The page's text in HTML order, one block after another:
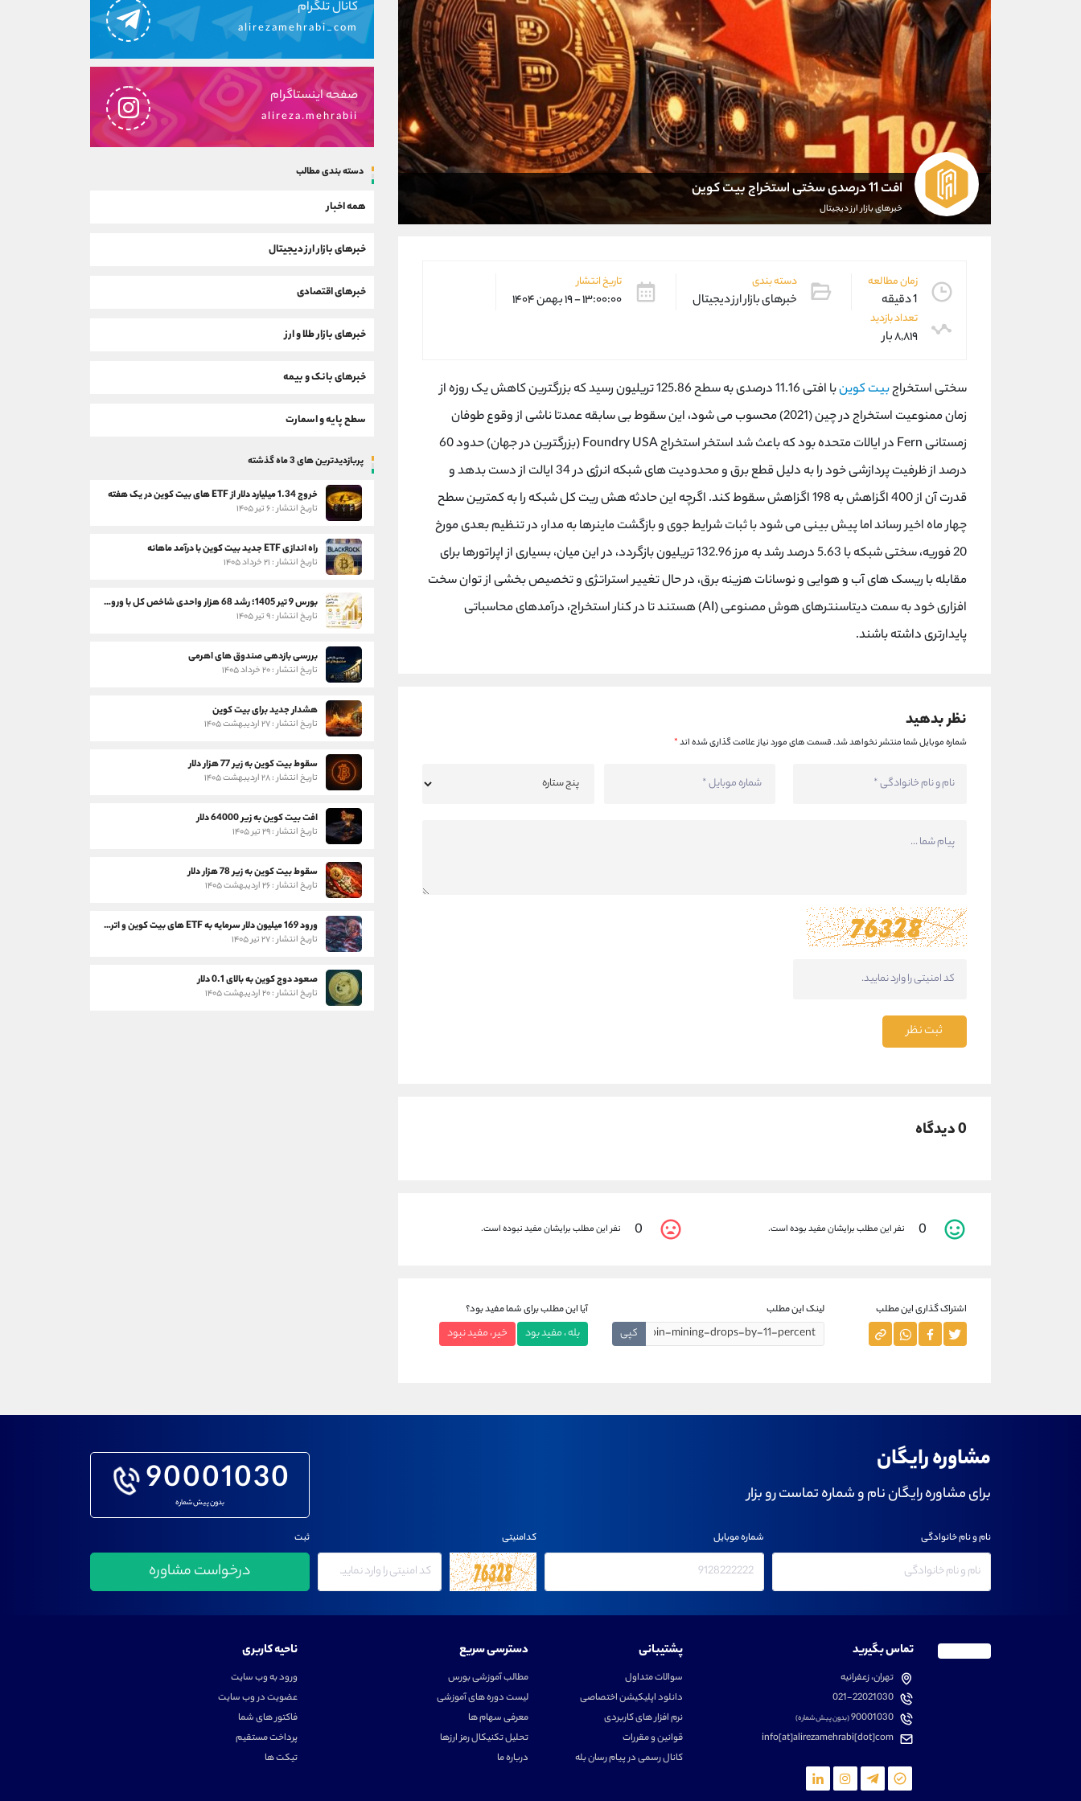
افت 11 درصدی سختی استخراج بیت کوین
خبرهای بازار ارز دیجیتال
زمان مطالعه
1 دقیقه
دسته بندی
خبرهای بازار ارز دیجیتال
تاریخ انتشار
۱۳:۰۰:۰۰ - ۱۹ بهمن ۱۴۰۴
تعداد بازدید
۸,۸۱۹ بار
سختی استخراجبیت کوین
با افتی 11.16 درصدی به سطح 125.86 تریلیون رسید که بزرگترین کاهش یک روزه از
زمان ممنوعیت استخراج در چین (2021) محسوب می شود، این سقوط بی سابقه عمدتا ناشی از وقوع طوفان
زمستانی Fern در ایالات متحده بود که باعث شد استخر استخراج Foundry USA (بزرگترین در جهان) حدود 60
درصد از ظرفیت پردازشی خود را به دلیل قطع برق و محدودیت های شبکه انرژی در 34 ایالت از دست بدهد و
قدرت آن از 400 اگزاهش به 198 اگزاهش سقوط کند. اگرچه این حادثه هش ریت کل شبکه را به کمترین سطح
چهار ماه اخیر رساند اما پیش بینی می شود با ثبات شرایط جوی و بازگشت ماینرها به مدار، در تنظیم بعدی مورخ
20 فوریه، سختی شبکه با 5.63 درصد رشد به مرز 132.96 تریلیون بازگردد، در این میان، بسیاری از اپراتورها برای
مقابله با ریسک های آب و هوایی و نوسانات هزینه برق، در حال تغییر استراتژی و تخصیص بخشی از توان سخت
افزاری خود به سمت دیتاسنترهای هوش مصنوعی (AI) هستند تا در کنار استخراج، درآمدهای محاسباتی
پایدارتری داشته باشند.
نظر بدهید
شماره موبایل شما منتشر نخواهد شد.قسمت های مورد نیاز علامت گذاری شده اند*
ثبت نظر
0 دیدگاه
0 نفر این مطلب برایشان مفید بوده است. 0 نفر این مطلب برایشان مفید نبوده است.
اشتراک گذاری این مطلب لینک این مطلب
کپی
آیا این مطلب برای شما مفید بود؟
بله ، مفید بود خیر ، مفید نبود
کانال تلگرام
alirezamehrabi_com
صفحه اینستاگرام
alireza.mehrabii
دسته بندی مطالب
همه اخبار
خبرهای بازار ارز دیجیتال
خبرهای اقتصادی
خبرهای بازار طلا و ارز
خبرهای بانک و بیمه
سطح پایه و اسمارت
پربازدیدترین های 3 ماه گذشته
خروج 1.34 میلیارد دلار از ETF های بیت کوین در یک هفته
تاریخ انتشار : ۶ تیر ۱۴۰۵
راه اندازی ETF جدید بیت کوین با درآمد ماهانه
تاریخ انتشار : ۲۱ خرداد ۱۴۰۵
بورس 9 تیر 1405؛ رشد 68 هزار واحدی شاخص کل با ورود 3 همت پول حقیقی
تاریخ انتشار : ۹ تیر ۱۴۰۵
بررسی بازدهی صندوق های اهرمی
تاریخ انتشار : ۲۰ خرداد ۱۴۰۵
هشدار جدید برای بیت کوین
تاریخ انتشار : ۲۷ اردیبهشت ۱۴۰۵
سقوط بیت کوین به زیر 77 هزار دلار
تاریخ انتشار : ۲۸ اردیبهشت ۱۴۰۵
افت بیت کوین به زیر 64000 دلار
تاریخ انتشار : ۲۹ تیر ۱۴۰۵
سقوط بیت کوین به زیر 78 هزار دلار
تاریخ انتشار : ۲۶ اردیبهشت ۱۴۰۵
ورود 169 میلیون دلار سرمایه به ETF های بیت کوین و اتریوم
تاریخ انتشار : ۲۷ تیر ۱۴۰۵
صعود دوج کوین به بالای 0.1 دلار
تاریخ انتشار : ۲۰ اردیبهشت ۱۴۰۵
مشاوره رایگان
برای مشاوره رایگان نام و شماره تماست رو بزار 90001030
بدون پیش شماره
نام و نام خانوادگی شماره موبایل کدامنیتی ثبت
تماس بگیرید
تهران، زعفرانیه
021-22021030
90001030(بدون پیش شماره)
info[at]alirezamehrabi[dot]com
پشتیبانی
سوالات متداول
دانلود اپلیکیشن اختصاصی
نرم افزار های کاربردی
قوانین و مقررات
کانال رسمی در پیام رسان بله
دسترسی سریع
مطالب آموزشی بورس
لیست دوره های آموزشی
معرفی سهام ها
تحلیل تکنیکال رمز ارزها
درباره ما
ناحیه کاربری
ورود به وب سایت
عضویت در وب سایت
فاکتور های شما
پرداخت مستقیم
تیکت ها